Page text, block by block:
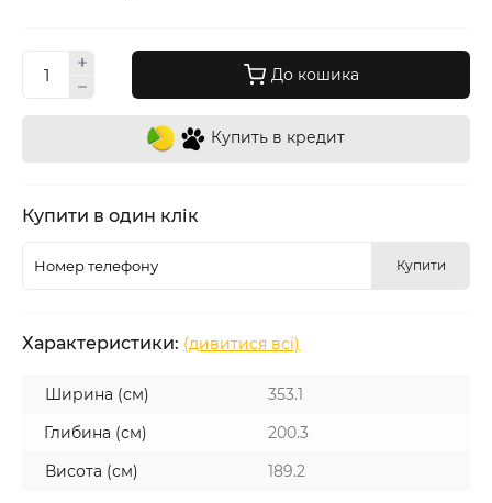
До кошика
Купить в кредит
Купити в один клік
Купити
Характеристики: (дивитися всі)
Ширина (см)
353.1
Глибина (см)
200.3
Висота (см)
189.2